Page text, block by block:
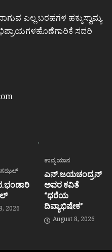
ಎಲ್ಲ ಬರಹಗಳ ಹಕ್ಕುಸ್ವಾಮ್ಯ
ಸದರಿ
ಗಝಲ್
2026
ಕಾವ್ಯಯಾನ
ಎನ್.ಜಯಚಂದ್ರನ್
ಅವರ ಕವಿತೆ
“ಧರೆಯ
ದಿವ್ಯಾಭಿಷೇಕ”
August 8, 2026